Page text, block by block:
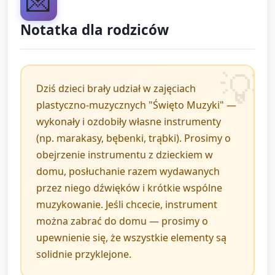
Krótka zabawa rytmiczna (2–3 min): opiekun
prowadzi prosty rytm (klaskanie lub bicie na
Pożegnanie, zachęta do opowiedzenia rodzicom o
wykonanym instrumencie i zaproszenie do krótkiego
występu w domu.
Notatka dla rodziców
Dziś dzieci brały udział w zajęciach
plastyczno-muzycznych "Święto Muzyki" —
wykonały i ozdobiły własne instrumenty
(np. marakasy, bębenki, trąbki). Prosimy o
obejrzenie instrumentu z dzieckiem w
domu, posłuchanie razem wydawanych
przez niego dźwięków i krótkie wspólne
muzykowanie. Jeśli chcecie, instrument
można zabrać do domu — prosimy o
upewnienie się, że wszystkie elementy są
solidnie przyklejone.